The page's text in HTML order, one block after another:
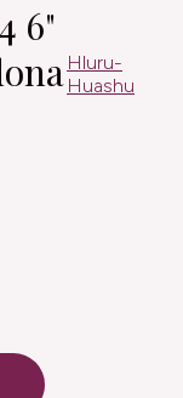
6"
Hluru-
Huashu